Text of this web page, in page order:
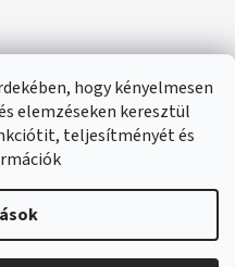
hogy kényelmesen
elemzéseken keresztül
teljesítményét és